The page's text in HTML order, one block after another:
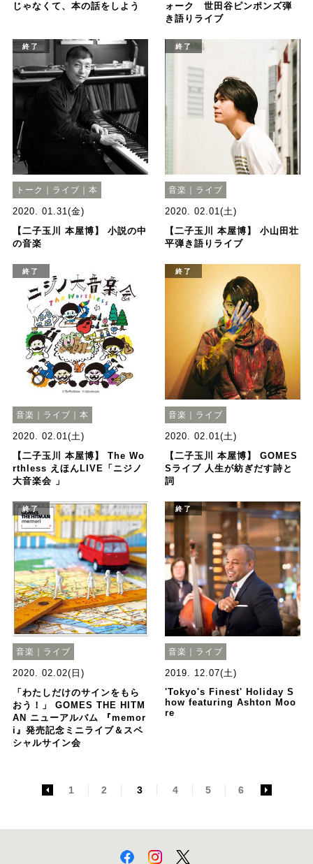
じゃなくて、本の話をしよう
ォーク 世田谷ピンポンズ弾
き語りライブ
終了
トーク｜ライブ｜本
2020. 01.31(金)
【二子玉川 本屋博】 小説の中
の音楽
終了
音楽｜ライブ
2020. 02.01(土)
【二子玉川 本屋博】 小山田壮
平弾き語りライブ
終了
音楽｜ライブ｜本
2020. 02.01(土)
【二子玉川 本屋博】 The Wo
rthless えほんLIVE「ニジノ
大音楽会 」
終了
音楽｜ライブ
2020. 02.01(土)
【二子玉川 本屋博】 GOMES
Sライブ 人生が紡ぎだす詩と
詞
終了
音楽｜ライブ
2020. 02.02(日)
「わたしだけのサインをもら
おう！」 GOMES THE HITM
AN ニューアルバム 『memor
i』発売記念ミニライブ＆スペ
シャルサイン会
終了
音楽｜ライブ
2019. 12.07(土)
'Tokyo's Finest' Holiday S
how featuring Ashton Moo
re
1 2 3 4 5 6